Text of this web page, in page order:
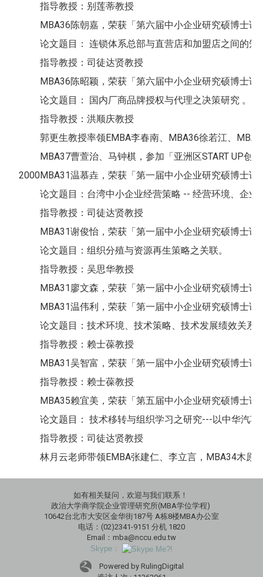
指导教授：别莲蒂教授
MBA36陈朝嘉，荣获「第六届中小企业研究硕博士论
论文题目： 连锁体系总部与直营店和加盟店之间的知
指导教授：司徒达贤教授
MBA36陈昭颖，荣获「第六届中小企业研究硕博士论
论文题目： 国内厂商品牌授权与代理之决策研究 。
指导教授：洪顺庆教授
郭更生教授率领EMBA李春南、MBA36徐若江、
MBA37曹萱治、马钟棋，参加「亚洲区START UP创
2000MBA31温慕垚，荣获「第一届中小企业研究硕博士论
论文题目：台湾中小企业经营策略 -- 经营环境、企业
指导教授：司徒达贤教授
MBA31谢俊怡，荣获「第一届中小企业研究硕博士论
论文题目：组织分殖与资源再生策略之关联。
指导教授：吴思华教授
MBA31廖文森，荣获「第一届中小企业研究硕博士论
MBA31温伟利，荣获「第一届中小企业研究硕博士论
论文题目：技术环境、技术策略、技术发展绩效关系
指导教授：赖士葆教授
MBA31吴智富，荣获「第一届中小企业研究硕博士
指导教授：赖士葆教授
MBA35赖宜美，荣获「第五届中小企业研究硕博士论
论文题目： 技术移转与组织学习之研究---以中华汽车
指导教授：司徒达贤教授
林月云老师带领EMBA张建仁、李立言，MBA34木原
如有相关疑问，欢迎与我们联系！
政治大学商学院企业管理研究所(MBA学位学程)
10642台北市大安区金华街187号 A栋8楼MBA办公室
电话：(02)2341-9151 分机 1820
Email：mba@nccu.edu.tw
Skype：
Powered by RulingDigital